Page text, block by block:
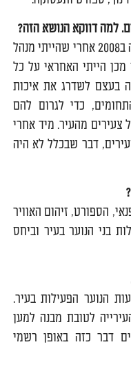
למה דווקא הנושא הזה?
"אני הקמתי את מרכז הצעירים בחדרה ב2008 אחרי שהייתי מנהל
הייתי האחראי על כל
בעצם לשדרג את איכות
כדי לגרום להם
צעירים מהעיר. מיד אחרי
דבר שבכלל לא היה
הספורט, זיהום האוויר
בני הנוער בעיר וביחס
הנוער הפעילות בעיר.
לטובת מבנה למען
דבר כזה באופן רשמי